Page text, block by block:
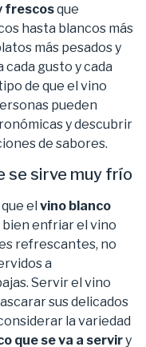
frescosque
hasta blancos más
más pesados y
gusto y cada
de que el vino
pueden
y descubrir
de sabores.
se sirve muy frío
el vino blanco
bien enfriar el vino
refrescantes, no
a
Servir el vino
sus delicados
la variedad
que se va a serviry